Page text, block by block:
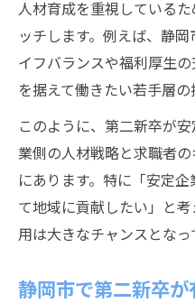
人材育成を重視している
ッチします。例えば、静
イフバランスや福利厚生
を据えて働きたい若手層の
このように、第二新卒が
業側の人材戦略と求職者
にあります。特に「安定
て地域に貢献したい」と
用は大きなチャンスとなっ
静岡市で第二新卒